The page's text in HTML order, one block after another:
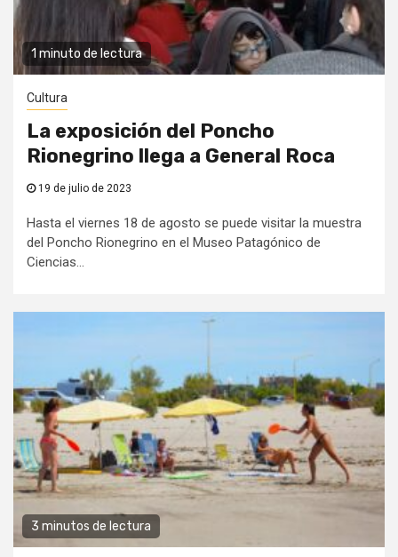
1 minuto de lectura
Cultura
La exposición del Poncho
Rionegrino llega a General Roca
19 de julio de 2023
Hasta el viernes 18 de agosto se puede visitar la muestra
del Poncho Rionegrino en el Museo Patagónico de
Ciencias...
3 minutos de lectura